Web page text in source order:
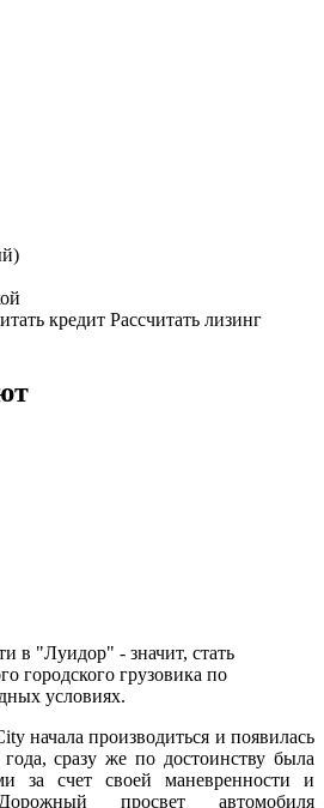
кредит Рассчитать лизинг
в "Луидор" - значит, стать
городского грузовика по
условиях.
начала производиться и появилась
сразу же по достоинству была
за счет своей маневренности и
Дорожный просвет автомобиля